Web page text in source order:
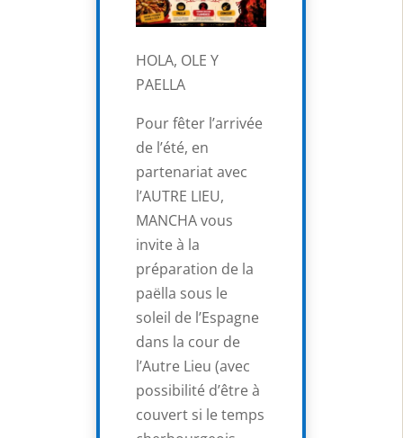
HOLA, OLE Y
PAELLA
Pour fêter l’arrivée
de l’été, en
partenariat avec
l’AUTRE LIEU,
MANCHA vous
invite à la
préparation de la
paëlla sous le
soleil de l’Espagne
dans la cour de
l’Autre Lieu (avec
possibilité d’être à
couvert si le temps